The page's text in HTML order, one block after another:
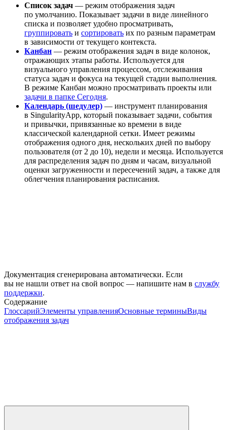
Список задач — режим отображения задач
по умолчанию. Показывает задачи в виде линейного
списка и позволяет удобно просматривать,
группировать и сортировать их по разным параметрам
в зависимости от текущего контекста.
Канбан — режим отображения задач в виде колонок,
отражающих этапы работы. Используется для
визуального управления процессом, отслеживания
статуса задач и фокуса на текущей стадии выполнения.
В режиме Канбан можно просматривать проекты или
задачи в папке Сегодня.
Календарь (шедулер) — инструмент планирования
в SingularityApp, который показывает задачи, события
и привычки, привязанные ко времени в виде
классической календарной сетки. Имеет режимы
отображения одного дня, нескольких дней по выбору
пользователя (от 2 до 10), недели и месяца. Используется
для распределения задач по дням и часам, визуальной
оценки загруженности и пересечений задач, а также для
облегчения планирования расписания.
Документация сгенерирована автоматически. Если
вы не нашли ответ на свой вопрос — напишите нам в службу
поддержки.
Содержание
ГлоссарийЭлементы управленияОсновные терминыВиды
отображения задач